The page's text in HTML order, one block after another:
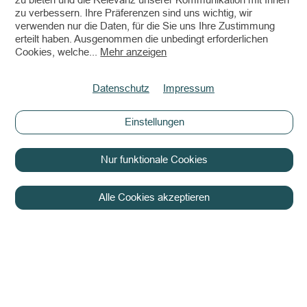
zu verbessern. Ihre Präferenzen sind uns wichtig, wir
verwenden nur die Daten, für die Sie uns Ihre Zustimmung
erteilt haben. Ausgenommen die unbedingt erforderlichen
Cookies, welche... Mehr anzeigen
Datenschutz Impressum
Einstellungen
Nur funktionale Cookies
Alle Cookies akzeptieren